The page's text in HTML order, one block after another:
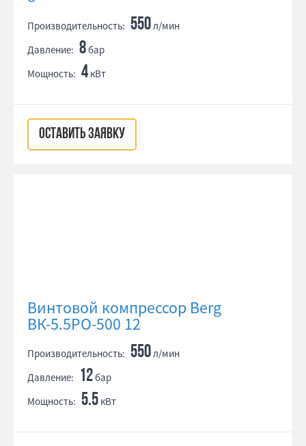
Производительность: 550л/мин
Давление: 8бар
Мощность: 4 кВт
ОСТАВИТЬ ЗАЯВКУ
Винтовой компрессор Berg
ВК-5.5РО-500 12
Производительность: 550л/мин
Давление: 12бар
Мощность: 5.5 кВт